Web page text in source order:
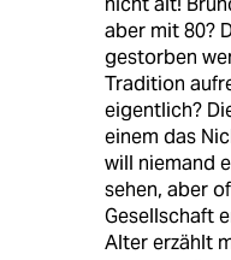
aber mit 80?
gestorben
Tradition
eigentlich?
einem das
will niemand
sehen, aber
Gesellschaft
Alter erzählt